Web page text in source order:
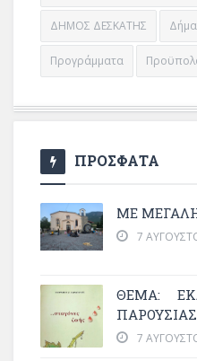
ΔΗΜΟΣ ΔΕΣΚΑΤΗΣ
Προγράμματα
ΠΡΟΣΦΑΤΑ
ΜΕ
7
ΘΈΜΑ:
7